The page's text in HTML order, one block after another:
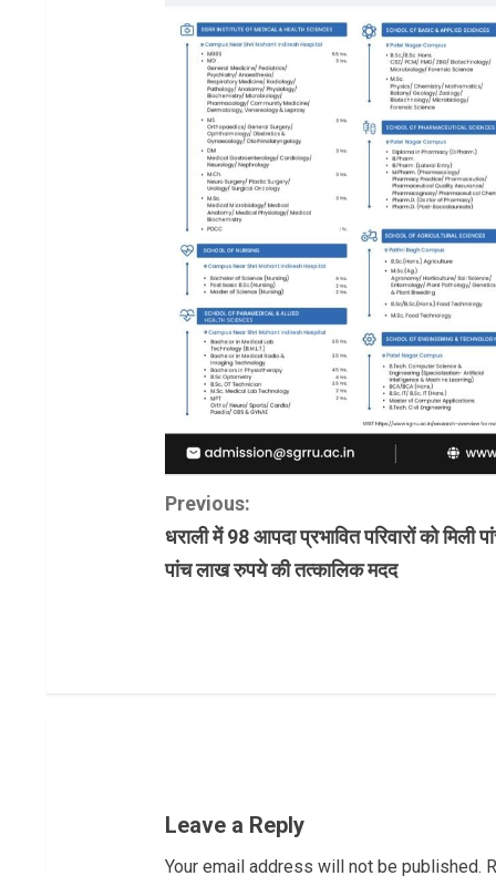
C
o
e
Previous:
धराली में 98 आपदा प्रभावित परिवारों को मिली
पांच लाख रुपये की तत्कालिक मदद
Leave a Reply
Your email address will not be published.